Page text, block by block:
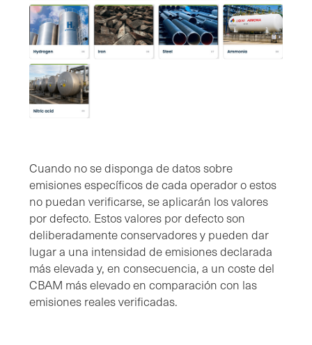
Cuando no se disponga de datos sobre
emisiones específicos de cada operador o estos
no puedan verificarse, se aplicarán los valores
por defecto. Estos valores por defecto son
deliberadamente conservadores y pueden dar
lugar a una intensidad de emisiones declarada
más elevada y, en consecuencia, a un coste del
CBAM más elevado en comparación con las
emisiones reales verificadas.